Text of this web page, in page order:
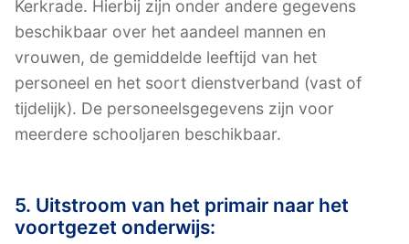
Kerkrade. Hierbij zijn onder andere gegevens
beschikbaar over het aandeel mannen en
vrouwen, de gemiddelde leeftijd van het
personeel en het soort dienstverband (vast of
tijdelijk). De personeelsgegevens zijn voor
meerdere schooljaren beschikbaar.
5. Uitstroom van het primair naar het
voortgezet onderwijs: